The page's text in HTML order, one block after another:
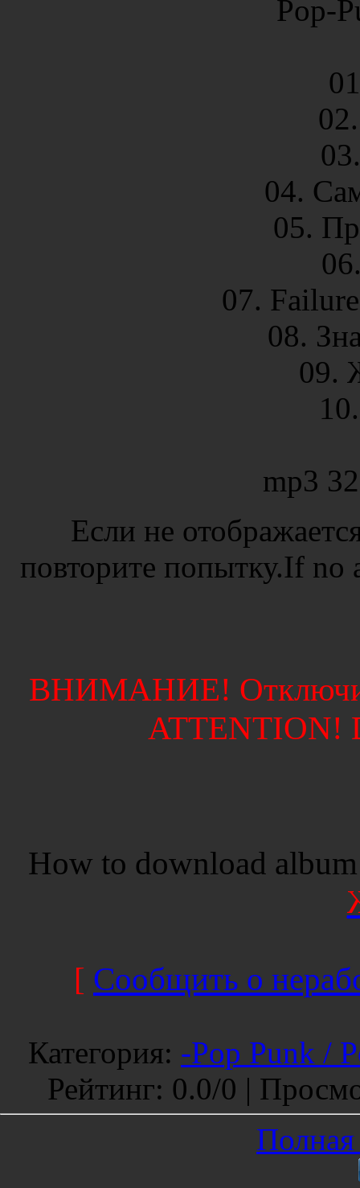
Pop-
04.
05.
07.
08.
09.
mp3
Если не
повторите попытку.If
ВНИМАНИЕ!
ATTENTION!
How to download
[ Сообщить о
Категория: -Pop Punk /
Рейтинг: 0.0/0 |
Полная